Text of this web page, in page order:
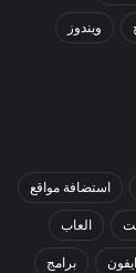
ويندوز
استضافة مواقع
العاب
ايفون برامج